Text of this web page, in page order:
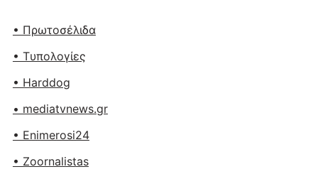
• Πρωτοσέλιδα
• Tυπολογίες
• Harddog
• mediatvnews.gr
• Enimerosi24
• Zoornalistas